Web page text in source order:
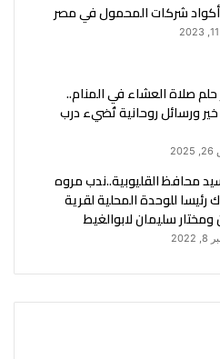
شركات المحمول في مصر
صلاة العشاء في المنام..
ورسائل روحانية تُضيء درب
محافظ القليوبية..ندب مروه
رئيسا للوحدة المحلية لقرية
سليمان لابوالغيط